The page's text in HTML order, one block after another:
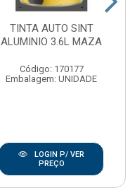
TINTA AUTO SINT
ALUMINIO 3.6L MAZA
Código: 170177
Embalagem: UNIDADE
LOGIN P/ VER
PREÇO